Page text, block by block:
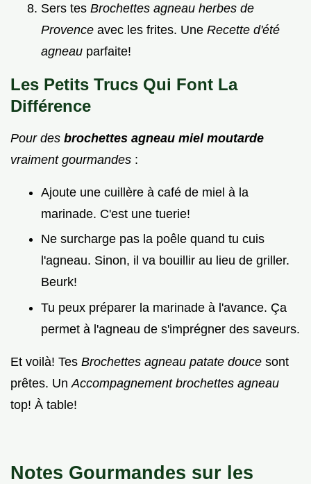
Sers tes Brochettes agneau herbes de
Provence avec les frites. Une Recette d'été
agneau parfaite!
Les Petits Trucs Qui Font La
Différence
Pour des brochettes agneau miel moutarde
vraiment gourmandes :
Ajoute une cuillère à café de miel à la
marinade. C'est une tuerie!
Ne surcharge pas la poêle quand tu cuis
l'agneau. Sinon, il va bouillir au lieu de griller.
Beurk!
Tu peux préparer la marinade à l'avance. Ça
permet à l'agneau de s'imprégner des saveurs.
Et voilà! Tes Brochettes agneau patate douce sont
prêtes. Un Accompagnement brochettes agneau
top! À table!
Notes Gourmandes sur les